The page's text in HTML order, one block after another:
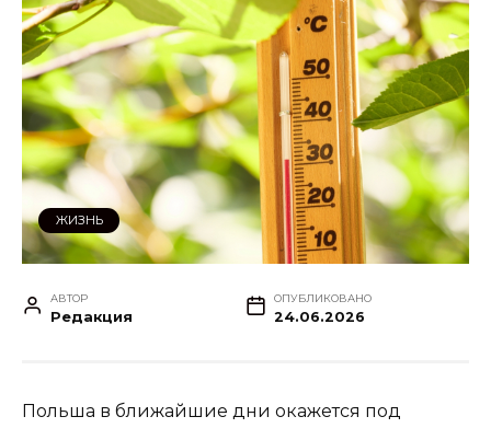
ЖИЗНЬ
АВТОР
Редакция
ОПУБЛИКОВАНО
24.06.2026
Польша в ближайшие дни окажется под